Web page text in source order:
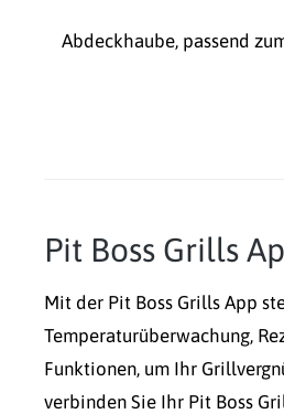
Abdeckhaube, passend
Pit Boss Grills
Mit der Pit Boss Grills App
Temperaturüberwachung,
Funktionen, um Ihr
verbinden Sie Ihr Pit Boss